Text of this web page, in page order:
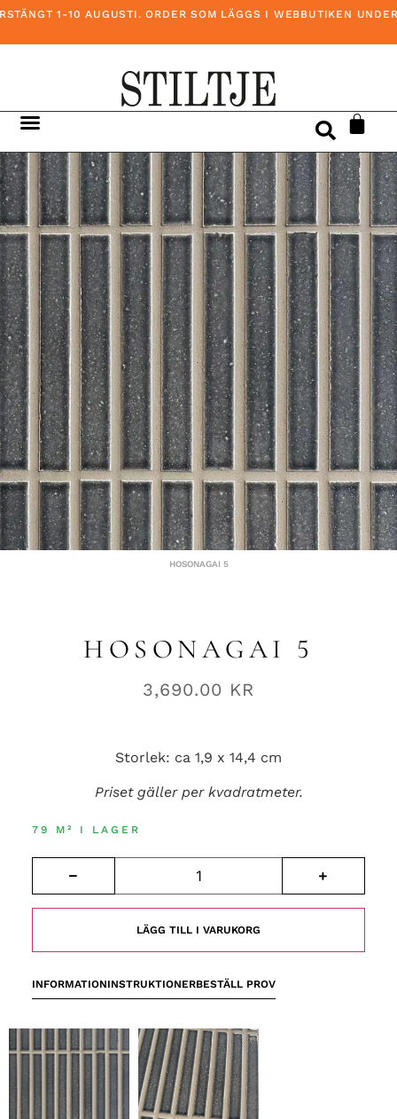
1-10 AUGUSTI. ORDER SOM LÄGGS I WEBBUTIKEN
HOSONAGAI 5
HOSONAGAI 5
3,690.00 KR
Storlek: ca 1,9 x 14,4 cm
Priset gäller per kvadratmeter.
79 M² I LAGER
LÄGG TILL I VARUKORG
INFORMATIONINSTRUKTIONERBESTÄLL PROV